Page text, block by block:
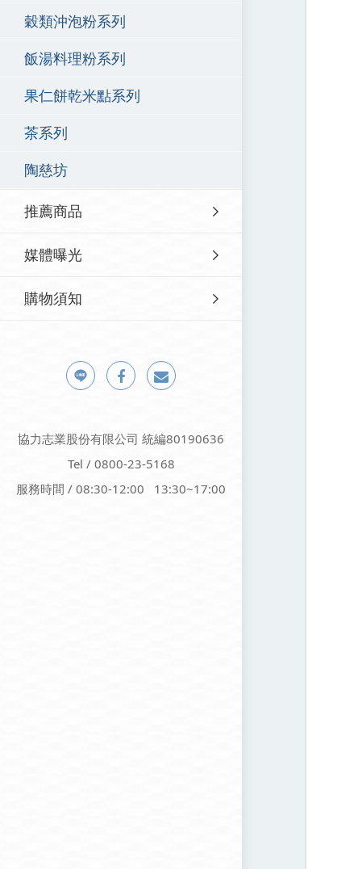
穀類沖泡粉系列
飯湯料理粉系列
果仁餅乾米點系列
茶系列
陶慈坊
推薦商品
媒體曝光
購物須知
協力志業股份有限公司 統編80190636
Tel / 0800-23-5168
服務時間 / 08:30-12:00 13:30~17:00